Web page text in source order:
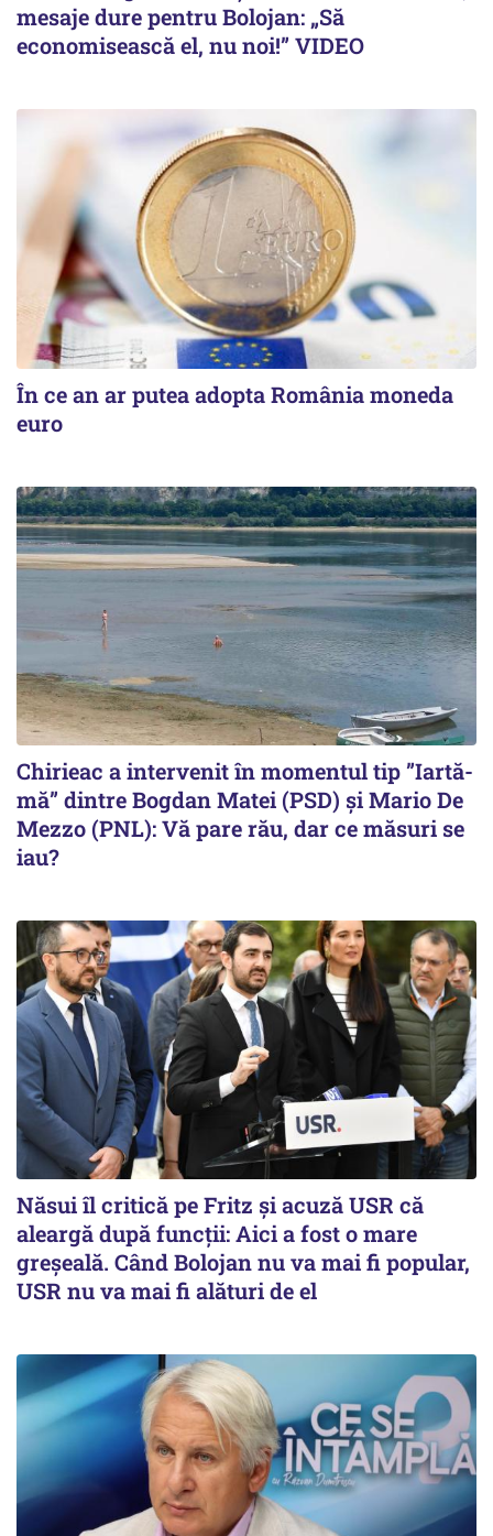
mesaje dure pentru Bolojan: „Să
economisească el, nu noi!” VIDEO
În ce an ar putea adopta România moneda
euro
Chirieac a intervenit în momentul tip ”Iartă-
mă” dintre Bogdan Matei (PSD) și Mario De
Mezzo (PNL): Vă pare rău, dar ce măsuri se
iau?
Năsui îl critică pe Fritz și acuză USR că
aleargă după funcții: Aici a fost o mare
greșeală. Când Bolojan nu va mai fi popular,
USR nu va mai fi alături de el